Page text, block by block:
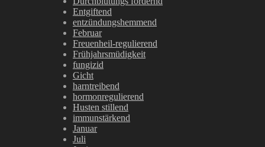
Entgiftend
entzündungshemmend
Februar
Freuenheil-regulierend
Frühjahrsmüdigkeit
fungizid
Gicht
harntreibend
hormonregulierend
Husten stillend
immunstärkend
Januar
Juli